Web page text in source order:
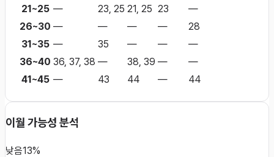
21~25 — 23, 25 21, 25 23
—
26~30 — — — —
28
31~35 — 35 — —
—
36~40 36, 37, 38 — 38, 39 —
—
41~45 — 43 44 — 44
이월 가능성 분석
낮음13%